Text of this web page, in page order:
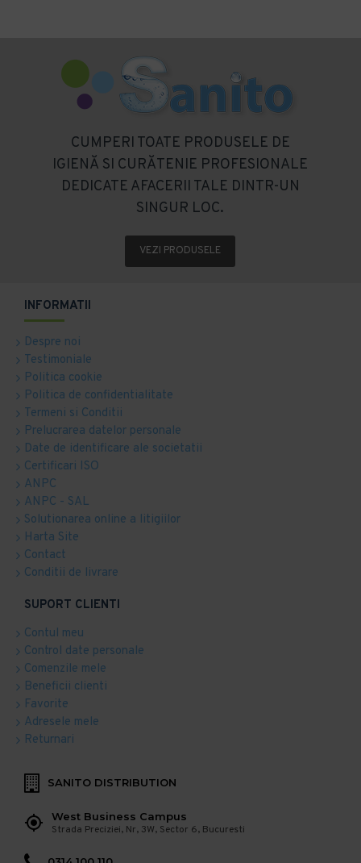
CUMPERI TOATE PRODUSELE DE
IGIENĂ SI CURĂTENIE PROFESIONALE
DEDICATE AFACERII TALE DINTR-UN
SINGUR LOC.
VEZI PRODUSELE
INFORMATII
Despre noi
Testimoniale
Politica cookie
Politica de confidentialitate
Termeni si Conditii
Prelucrarea datelor personale
Date de identificare ale societatii
Certificari ISO
ANPC
ANPC - SAL
Solutionarea online a litigiilor
Harta Site
Contact
Conditii de livrare
SUPORT CLIENTI
Contul meu
Control date personale
Comenzile mele
Beneficii clienti
Favorite
Adresele mele
Returnari
SANITO DISTRIBUTION
West Business Campus
Strada Preciziei, Nr, 3W, Sector 6, Bucuresti